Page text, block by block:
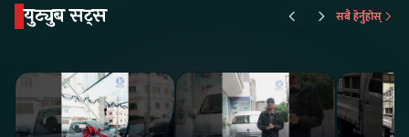
युट्युब सट्स सबै हेर्नुहोस्